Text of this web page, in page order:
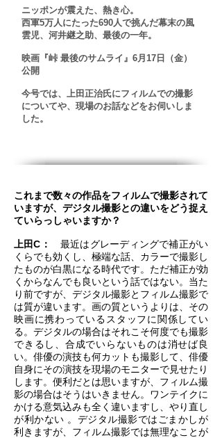
ニッポンが震えた、熱き心。
西軍5万人にたった690人で挑んだ幕末の風
雲児、河井継之助、最後の一年。
映画『峠 最後のサムライ』6月17日（金）
公開
今号では、上田正治氏にフィルムでの撮影
についてや、現場のお話などをお伺いしま
した。
これまで数々の作品をフィルムで撮影されて
いますが、デジタル撮影との違いをどう捉え
ていらっしゃいますか？
上田C：
最近はグレーディングで補正がい
くらでも効くし、極端な話、カラーで撮影し
たものが白黒になる時代です。ただ補正が効
くからなんでも良いという話ではない。当た
り前ですが、デジタル撮影とフィルム撮影で
は質が違います。画の質というよりは、その
映画に携わっているスタッフに関係してい
る。デジタルの場合はそれこそ何度でも撮影
できるし、合成でいらないものは消せば良
い。俳優の演技も何カットも撮影して、俳優
自身にその演技を現場のモニターで見せたり
します。便利だとは思いますが、フィルム撮
影の場合はそうはいきません。ワンテイクに
かける意気込みも全く違いますし、やり直し
が利かない 。デジタル撮影ではごまかしが
利きますが、フィルム撮影では無理なことが